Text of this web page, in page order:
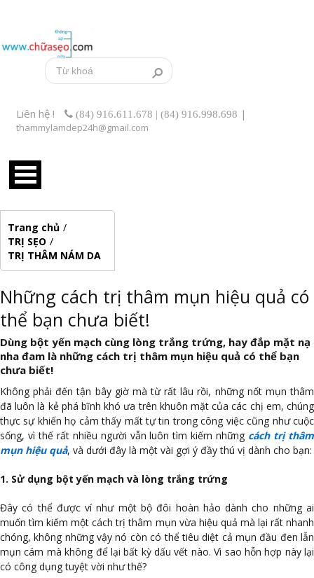
Liên hệ ! (84) 916.611.678 | (84) 916.998.698 |
thammylamdep24h@gmail.com
Trang chủ /
TRỊ SẸO /
TRỊ THÂM NÁM DA
Những cách trị thâm mụn hiệu quả có
thể bạn chưa biết!
Dùng bột yến mạch cùng lòng trắng trứng, hay đắp mặt nạ
nha đam là những cách trị thâm mụn hiệu quả có thể bạn
chưa biết!
Không phải đến tận bây giờ mà từ rất lâu rồi, những nốt mụn thâm
đã luôn là kẻ phá bĩnh khó ưa trên khuôn mặt của các chị em, chúng
thực sự khiến họ cảm thấy mất tự tin trong công việc cũng như cuộc
sống, vì thế rất nhiều người vẫn luôn tìm kiếm những cách trị thâm
mụn hiệu quả, và dưới đây là một vài gợi ý đầy thú vị dành cho bạn:
1. Sử dụng bột yến mạch và lòng trắng trứng
Đây có thể được ví như một bộ đôi hoàn hảo dành cho những ai
muốn tìm kiếm một cách trị thâm mụn vừa hiệu quả mà lại rất nhanh
chóng, không những vậy nó còn có thể tiêu diệt cả mụn đầu đen lẫn
mụn cám mà không để lại bất kỳ dấu vết nào. Vì sao hỗn hợp này lại
có công dụng tuyệt vời như thế?